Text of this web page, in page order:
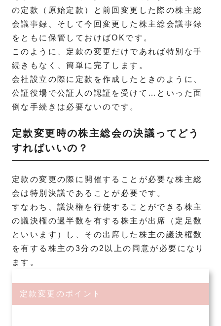
の定款（原始定款）と前回変更した際の株主総
会議事録、そして今回変更した株主総会議事録
をともに保管しておけばOKです。
このように、定款の変更だけであれば特別な手
続きもなく、簡単に完了します。
会社設立の際に定款を作成したときのように、
公証役場で公証人の認証を受けて…といった面
倒な手続きは必要ないのです。
定款変更時の株主総会の決議ってどう
すればいいの？
定款の変更の際に開催することが必要な株主総
会は特別決議であることが必要です。
すなわち、議決権を行使することができる株主
の議決権の過半数を有する株主が出席（定足数
といいます）し、その出席した株主の議決権数
を有する株主の3分の2以上の同意が必要になり
ます。
定款変更のポイント